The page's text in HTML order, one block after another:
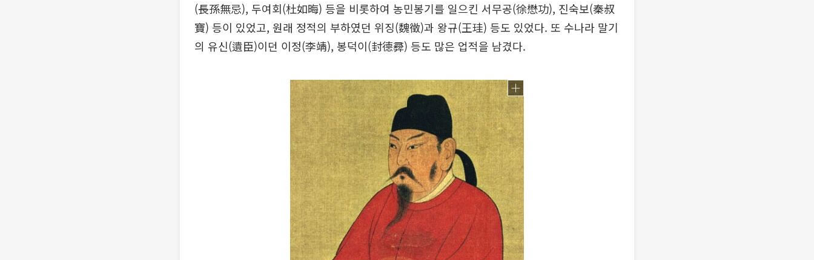
(長孫無忌), 두여회(杜如晦) 등을 비롯하여 농민봉기를 일으킨 서무공(徐懋功), 진숙보(秦叔
寶) 등이 있었고, 원래 정적의 부하였던 위징(魏徵)과 왕규(王珪) 등도 있었다. 또 수나라 말기
의 유신(遺臣)이던 이정(李靖), 봉덕이(封德彛) 등도 많은 업적을 남겼다.